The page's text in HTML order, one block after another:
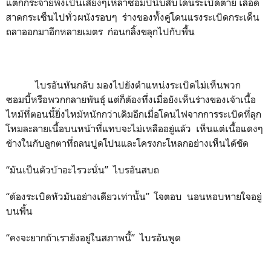
สาดกระเซ็นไปทั่วผนังรอบๆ ร่างของทั้งคู่โดนแรงระเบิดกระเด็น
ถลาออกมาอีกหลายเมตร ก่อนกลิ้งขลุกไปกับพื้น
ไบรอันหันกลับ มองไปยังตำแหน่งระเบิดไม่เห็นพวก
ซอมบี้หรือพวกกลายพันธุ์ แต่ก็ต้องทึ่งเมื่อยังเห็นร่างของเจ้าเนื้อ
ไหม้ที่ตอนนี้ยิ่งไหม้หนักกว่าเดิมอีกเมื่อโดนไฟจากการระเบิดที่ลุก
โหมละลายเนื้อบนหน้าที่แทบจะไม่เหลืออยู่แล้ว เห็นแต่เนื้อแดงๆ
ข้างในกับลูกตาที่ถลนปูดโปนและโครงกะโหลกอย่างเห็นได้ชัด
“มันเป็นตัวบ้าอะไรวะนั่น” ไบรอันสบถ
“ต้องระเบิดหัวมันอย่างเดียวเท่านั้น” โจตอบ นอนหอบหายใจอยู่
บนพื้น
“คงจะยากถ้าเรายังอยู่ในสภาพนี้” ไบรอันพูด